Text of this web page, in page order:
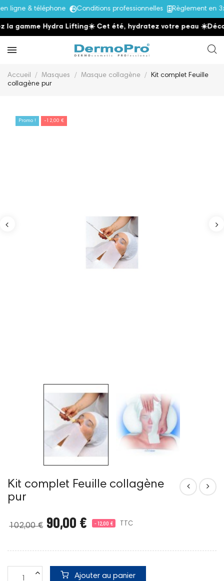
ligne & téléphone Conditions professionnelles Règlement en
gamme Hydra Lifting☀️ Cet été, hydratez votre peau ☀️
Accueil Masques Masque collagène
Kit complet Feuille
collagène pur
Promo ! -12,00 €
Kit complet Feuille collagène
pur
102,00 € 90,00 € - 12,00 € TTC
Ajouter au panier